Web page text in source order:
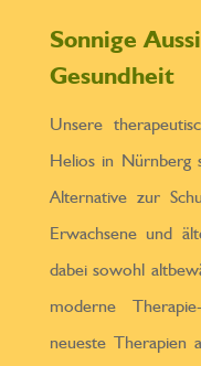
Sonnige
Gesundheit
Unsere
Helios in Nürnberg
Alternative zur
Erwachsene und
dabei sowohl
moderne
neueste Therapien